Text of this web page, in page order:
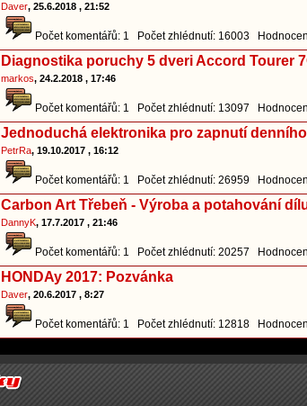
Daver, 25.6.2018 , 21:52
Počet komentářů: 1 Počet zhlédnutí: 16003
Diagnostika poruchy 5 dveri Accord Tourer
markos, 24.2.2018 , 17:46
Počet komentářů: 1 Počet zhlédnutí: 13097
Jednoduchá elektronika pro zapnutí
PetrRa, 19.10.2017 , 16:12
Počet komentářů: 1 Počet zhlédnutí: 26959
Carbon Art Třebeň - Výroba a potahování
DannyK, 17.7.2017 , 21:46
Počet komentářů: 1 Počet zhlédnutí: 20257
HONDAy 2017: Pozvánka
Daver, 20.6.2017 , 8:27
Počet komentářů: 1 Počet zhlédnutí: 12818